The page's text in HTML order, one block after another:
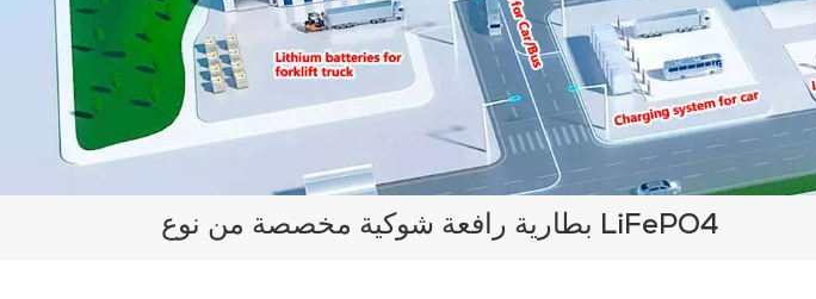
بطارية رافعة شوكية مخصصة من نوع LiFePO4